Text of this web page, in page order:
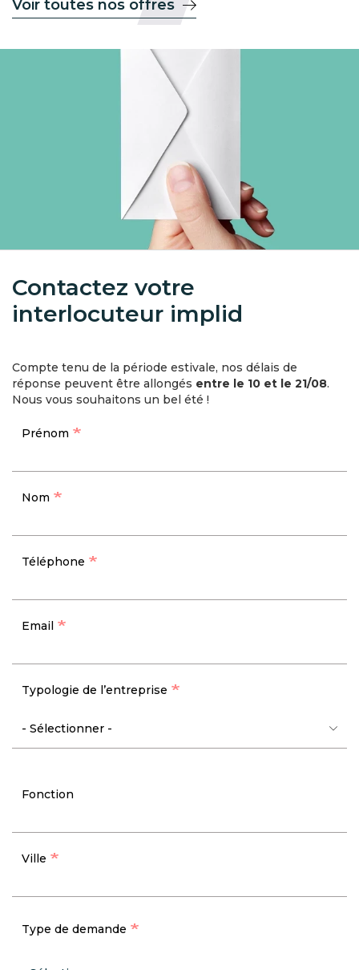
Voir toutes nos offres
Contactez votre
interlocuteur implid
Formulaire
Compte tenu de la période estivale, nos délais de
réponse peuvent être allongés entre le 10 et le 21/08.
Nous vous souhaitons un bel été !
Prénom
Nom
Téléphone
Email
Typologie de l’entreprise
Fonction
Ville
Type de demande